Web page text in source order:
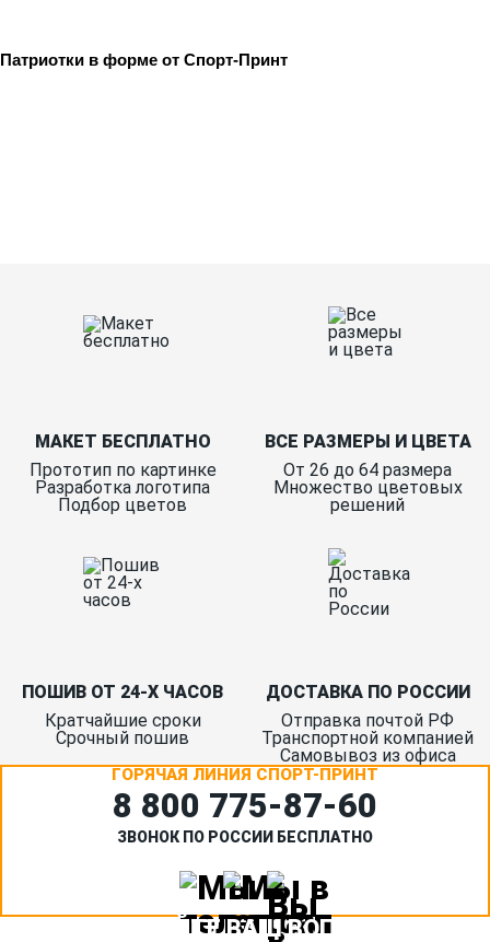
Патриотки в форме от Спорт-Принт
МАКЕТ БЕСПЛАТНО
Прототип по картинке
Разработка логотипа
Подбор цветов
ВСЕ РАЗМЕРЫ И ЦВЕТА
От 26 до 64 размера
Множество цветовых
решений
ПОШИВ ОТ 24-Х ЧАСОВ
Кратчайшие сроки
Срочный пошив
ДОСТАВКА ПО РОССИИ
Отправка почтой РФ
Транспортной компанией
Самовывоз из офиса
ГОРЯЧАЯ ЛИНИЯ СПОРТ-ПРИНТ
8 800 775‑87-60
ЗВОНОК ПО РОССИИ БЕСПЛАТНО
ЗАДАЙТЕ ВАШ ВОПРОС